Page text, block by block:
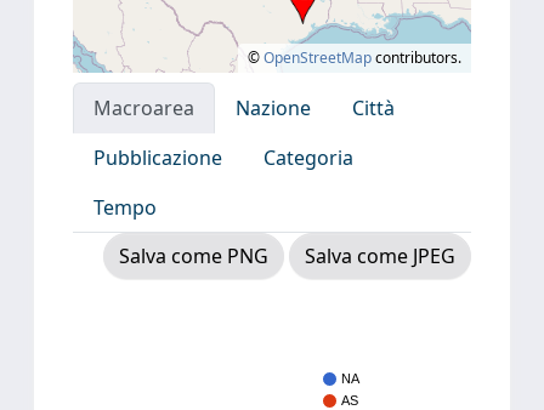
©OpenStreetMapcontributors.
Macroarea Nazione
Città
Pubblicazione
Categoria
Tempo
Salva come PNG
Salva come JPEG
NA
AS